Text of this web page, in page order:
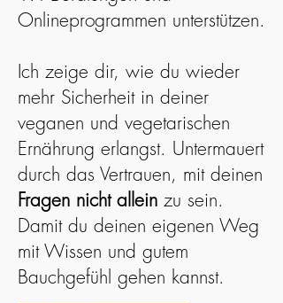
Onlineprogrammen unterstützen.
Ich zeige dir, wie du wieder
mehr Sicherheit in deiner
veganen und vegetarischen
Ernährung erlangst. Untermauert
durch das Vertrauen, mit deinen
Fragen nicht allein zu sein.
Damit du deinen eigenen Weg
mit Wissen und gutem
Bauchgefühl gehen kannst.